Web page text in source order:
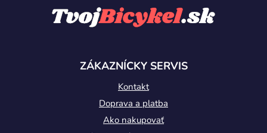
ZÁKAZNÍCKY SERVIS
Kontakt
Doprava a platba
Ako nakupovať